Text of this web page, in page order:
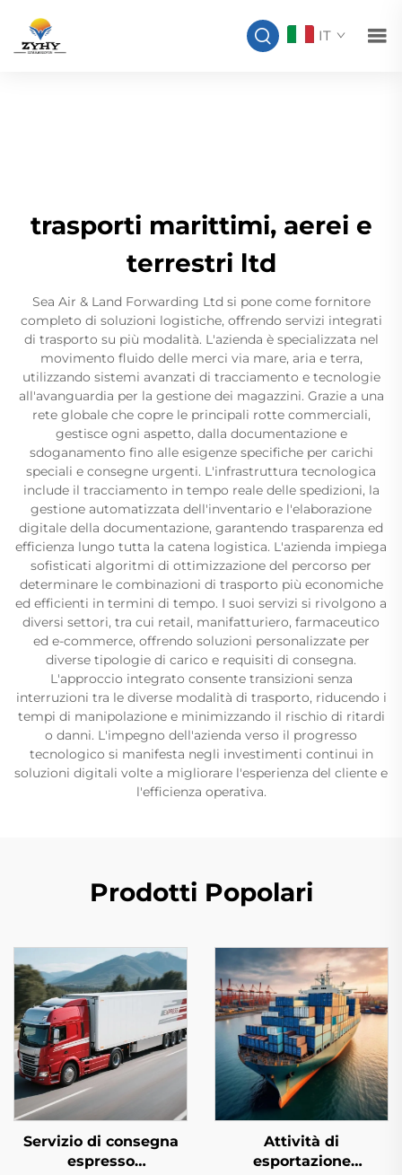
IT
trasporti marittimi, aerei e
terrestri ltd
Sea Air & Land Forwarding Ltd si pone come fornitore
completo di soluzioni logistiche, offrendo servizi integrati
di trasporto su più modalità. L'azienda è specializzata nel
movimento fluido delle merci via mare, aria e terra,
utilizzando sistemi avanzati di tracciamento e tecnologie
all'avanguardia per la gestione dei magazzini. Grazie a una
rete globale che copre le principali rotte commerciali,
gestisce ogni aspetto, dalla documentazione e
sdoganamento fino alle esigenze specifiche per carichi
speciali e consegne urgenti. L'infrastruttura tecnologica
include il tracciamento in tempo reale delle spedizioni, la
gestione automatizzata dell'inventario e l'elaborazione
digitale della documentazione, garantendo trasparenza ed
efficienza lungo tutta la catena logistica. L'azienda impiega
sofisticati algoritmi di ottimizzazione del percorso per
determinare le combinazioni di trasporto più economiche
ed efficienti in termini di tempo. I suoi servizi si rivolgono a
diversi settori, tra cui retail, manifatturiero, farmaceutico
ed e-commerce, offrendo soluzioni personalizzate per
diverse tipologie di carico e requisiti di consegna.
L'approccio integrato consente transizioni senza
interruzioni tra le diverse modalità di trasporto, riducendo i
tempi di manipolazione e minimizzando il rischio di ritardi
o danni. L'impegno dell'azienda verso il progresso
tecnologico si manifesta negli investimenti continui in
soluzioni digitali volte a migliorare l'esperienza del cliente e
l'efficienza operativa.
Prodotti Popolari
Servizio di consegna
espresso
Attività di
esportazione